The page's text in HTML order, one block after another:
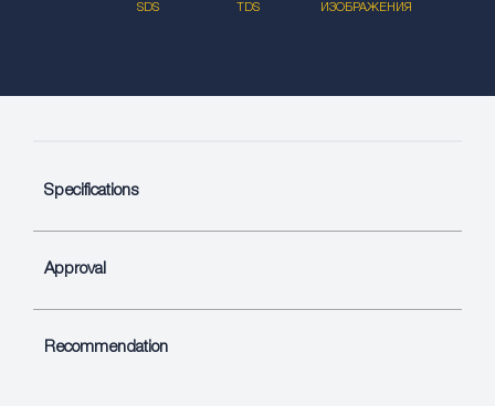
SDS TDS ИЗОБРАЖЕНИЯ
Specifications
Approval
Recommendation